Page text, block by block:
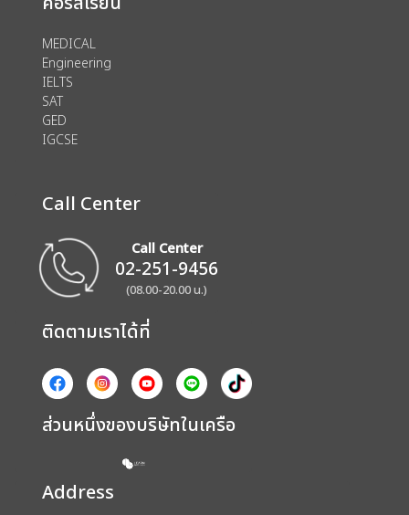
assignment ลงทะเบียน
MEDICAL
Engineering
IELTS
SAT
GED
IGCSE
Call Center
Call Center
02-251-9456
(08.00-20.00 น.)
ติดตามเราได้ที่
ส่วนหนึ่งของบริษัทในเครือ
Address